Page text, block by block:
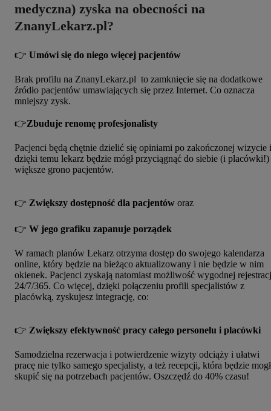
medyczna) zyska na obecności na
ZnanyLekarz.pl?
👉 Umówi się do niego więcej pacjentów
Brak profilu na ZnanyLekarz.pl to zamknięcie się na dodatkowe
źródło pacjentów umawiających się przez Internet. Co oznacza
mniejszy zysk.
👉Zbuduje renomę profesjonalisty
Pacjenci będą chętnie dzielić się opiniami po zakończonej wizycie i
dzięki temu lekarz będzie mógł przyciągnąć do siebie (i placówki!)
większe grono pacjentów.
👉 Zwiększy dostępność dla pacjentów oraz
👉 W jego grafiku zapanuje porządek
W ramach planów Lekarz otrzyma dostęp do swojego kalendarza
online, który będzie na bieżąco aktualizowany i nie będzie w nim
okienek. Pacjenci zyskają natomiast możliwość wygodnej
24/7/365. Co więcej, dzięki połączeniu profili specjalistów z
placówką, zyskujesz integrację, co:
👉 Zwiększy efektywność pracy całego personelu i placówki
Samodzielna rezerwacja i potwierdzenie wizyty odciąży i ułatwi
pracę nie tylko samego specjalisty, a też recepcji, która będzie
skupić się na potrzebach pacjentów. Oszczędź do 40% czasu!